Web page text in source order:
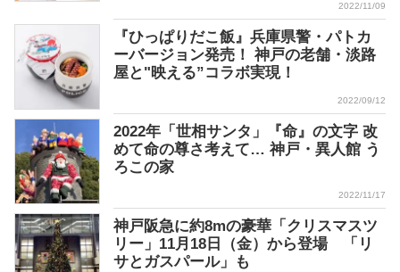
2022/11/09
『ひっぱりだこ飯』兵庫県警・パトカ
ーバージョン発売！ 神戸の老舗・淡路
屋と"映える”コラボ実現！
2022/09/12
2022年「世相サンタ」『命』の文字 改
めて命の尊さ考えて… 神戸・異人館 う
ろこの家
2022/11/17
神戸阪急に約8mの豪華「クリスマスツ
リー」11月18日（金）から登場 「リ
サとガスパール」も